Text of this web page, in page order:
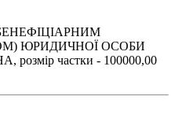
ЮРИДИЧНОЇ ОСОБИ
частки - 100000,00